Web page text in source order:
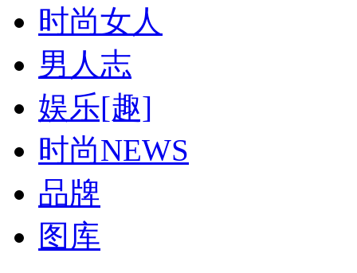
时尚女人
男人志
娱乐[趣]
时尚NEWS
品牌
图库